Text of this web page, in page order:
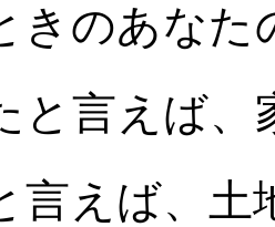
きのあなた
と言えば、
言えば、土